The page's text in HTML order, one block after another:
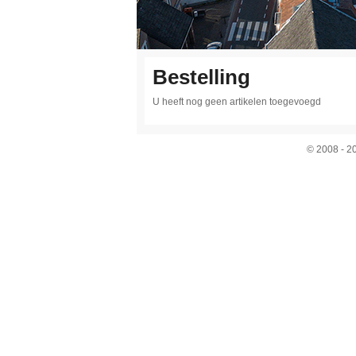
Bestelling
U heeft nog geen artikelen toegevoegd
© 2008 -